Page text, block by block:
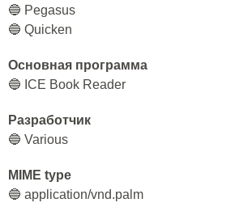
🔵 Pegasus
🔵 Quicken
Основная программа
🔵 ICE Book Reader
Разработчик
🔵 Various
MIME type
🔵 application/vnd.palm